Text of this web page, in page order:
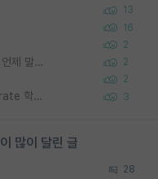
13
16
2
타대학원 컨텍 준비중인데, 지도교수님께는 언제 말씀드려야 할까요? 2
2
우리나라도 학구 열풍보면 Higher Doctorate 학위가 필요하다고 봅니다. 3
많이 달린 글
28